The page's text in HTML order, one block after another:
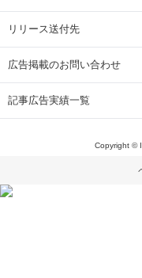
リリース送付先
広告掲載のお問い合わせ
記事広告実績一覧
Copyright ©